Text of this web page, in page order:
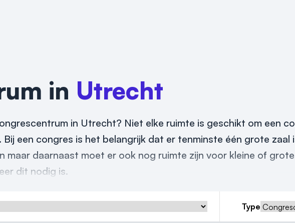
in Utrecht
in Utrecht? Niet elke ruimte is geschikt om een
een congres is het belangrijk dat er tenminste één grote zaal
maar daarnaast moet er ook nog ruimte zijn voor kleine of
dit nodig is.
Type